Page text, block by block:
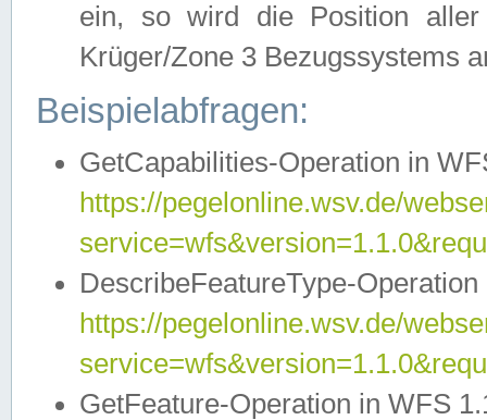
ein, so wird die Position
Krüger/Zone 3 Bezugssystems
Beispielabfragen:
GetCapabilities-Operation in
https://pegelonline.wsv.de/
DescribeFeatureType-
https://pegelonline.wsv.de/
GetFeature-Operation in WFS